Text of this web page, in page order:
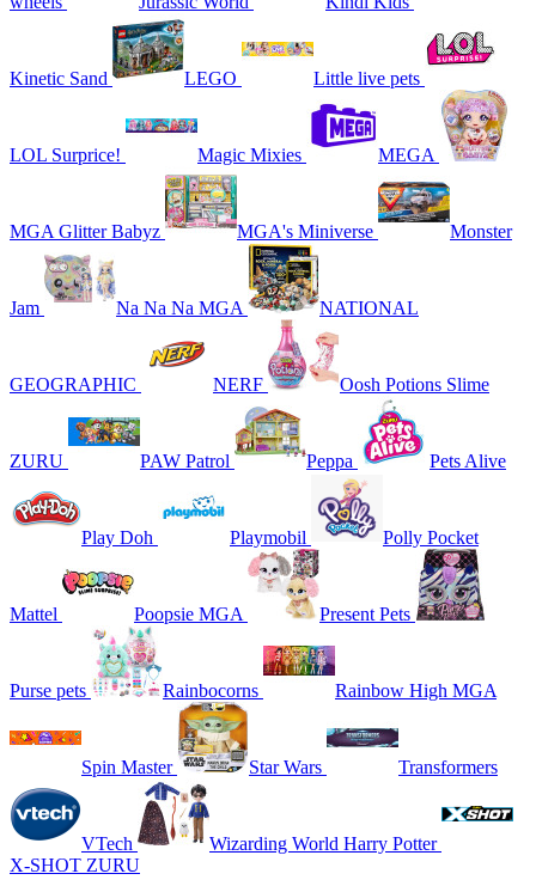
Kinetic Sand LEGO Little live pets
LOL Surprice! Magic Mixies MEGA
MGA Glitter Babyz MGA's Miniverse Monster
Jam Na Na Na MGA NATIONAL
GEOGRAPHIC NERF Oosh Potions Slime
ZURU PAW Patrol Peppa Pets Alive
Play Doh Playmobil Polly Pocket
Mattel Poopsie MGA Present Pets
Purse pets Rainbocorns Rainbow High MGA
Spin Master Star Wars Transformers
VTech
Wizarding World Harry Potter
X-SHOT ZURU